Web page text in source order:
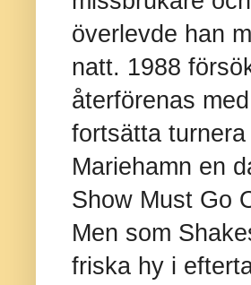
överlevde han
natt. 1988
återförenas
fortsätta
Mariehamn en
Show Must Go
Men som
friska hy i